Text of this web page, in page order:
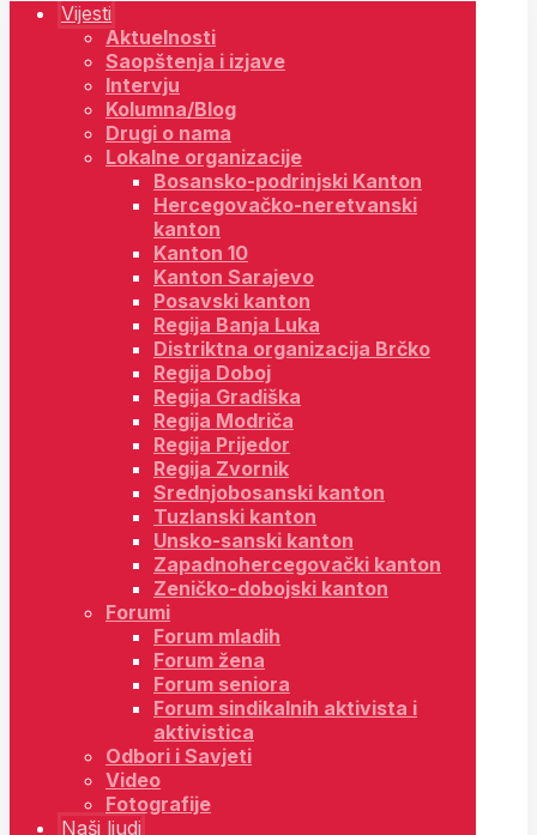
Vijesti
Aktuelnosti
Saopštenja i izjave
Intervju
Kolumna/Blog
Drugi o nama
Lokalne organizacije
Bosansko-podrinjski Kanton
Hercegovačko-neretvanski
kanton
Kanton 10
Kanton Sarajevo
Posavski kanton
Regija Banja Luka
Distriktna organizacija Brčko
Regija Doboj
Regija Gradiška
Regija Modriča
Regija Prijedor
Regija Zvornik
Srednjobosanski kanton
Tuzlanski kanton
Unsko-sanski kanton
Zapadnohercegovački kanton
Zeničko-dobojski kanton
Forumi
Forum mladih
Forum žena
Forum seniora
Forum sindikalnih aktivista i
aktivistica
Odbori i Savjeti
Video
Fotografije
Naši ljudi